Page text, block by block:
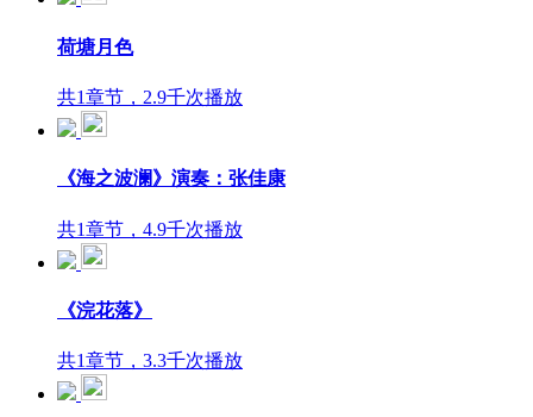
荷塘月色
共1章节，2.9千次播放
《海之波澜》演奏：张佳康
共1章节，4.9千次播放
《浣花落》
共1章节，3.3千次播放